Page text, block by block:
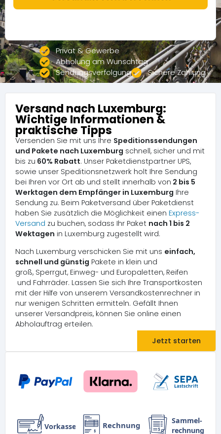
Privat & Gewerbe
Abholung am Wunschtag
Sendungsverfolgung
Sichere Zahlung
Versand nach Luxemburg:
Wichtige Informationen &
praktische Tipps
Versenden Sie mit uns Ihre Speditionssendungen
und Pakete nach Luxemburg schnell, sicher und mit
bis zu 60% Rabatt. Unser Paketdienstpartner UPS,
sowie unser Speditionsnetzwerk holt Ihre Sendung
bei Ihren vor Ort ab und stellt innerhalb von 2 bis 5
Werktagen dem Empfänger in Luxemburg Ihre
Sendung zu. Beim Paketversand über Paketdienst
haben Sie zusätzlich die Möglichkeit einen Express-
Versand zu buchen, sodass Ihr Paket nach 1 bis 2
Wektagen in Luxemburg zugestellt wird.
Nach Luxemburg verschicken Sie mit uns einfach,
schnell und günstig Pakete in klein und
groß, Sperrgut, Einweg- und Europaletten, Reifen
und Fahrräder. Lassen Sie sich Ihre Transportkosten
mit der Hilfe von unserem Versandkostenrechner in
nur wenigen Schritten ermitteln. Gefällt Ihnen
unserer Versandpreis, können Sie online einen
Abholauftrag erteilen.
Jetzt starten